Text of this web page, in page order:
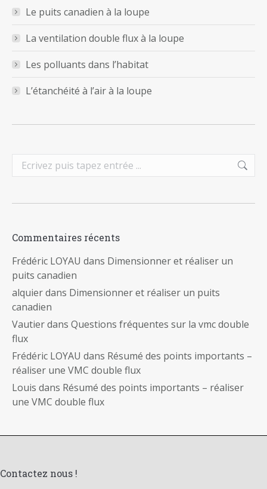
Le puits canadien à la loupe
La ventilation double flux à la loupe
Les polluants dans l’habitat
L’étanchéité à l’air à la loupe
Search:
Commentaires récents
Frédéric LOYAU dans Dimensionner et réaliser un
puits canadien
alquierdans Dimensionner et réaliser un puits
canadien
Vautierdans Questions fréquentes sur la vmc double
flux
Frédéric LOYAU dans Résumé des points importants –
réaliser une VMC double flux
Louis dans Résumé des points importants – réaliser
une VMC double flux
Contactez nous !